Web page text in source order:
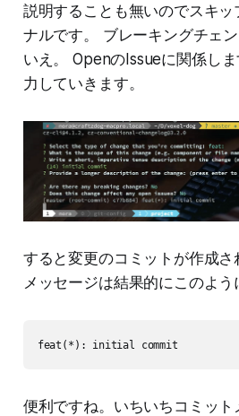
説明することも無いのでスキッ
ナルです。 ブレーキングチェ
いえ。 OpenのIssueに関係し
力していきます。
すると変更のコミットが作成さ
メッセージは結果的にこのよう
feat(*): initial commit
便利ですね。いちいちコミッ